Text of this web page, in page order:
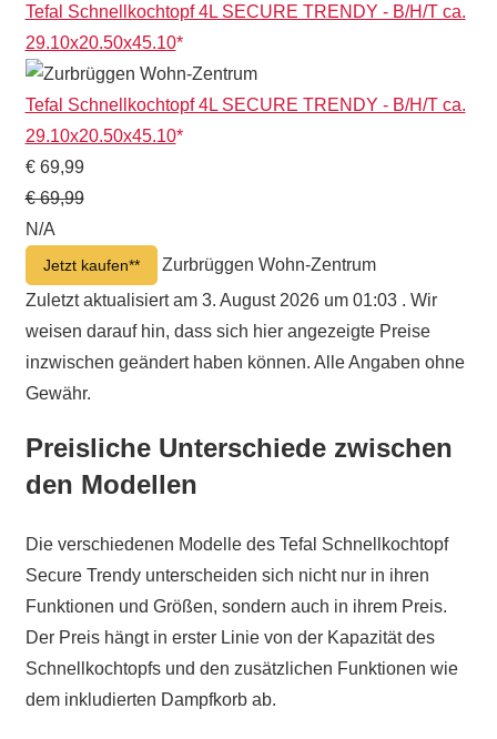
Tefal Schnellkochtopf 4L SECURE TRENDY - B/H/T ca.
29.10x20.50x45.10
Tefal Schnellkochtopf 4L SECURE TRENDY - B/H/T ca.
29.10x20.50x45.10
€ 69,99
€ 69,99
N/A
Jetzt kaufen*
Zurbrüggen Wohn-Zentrum
Zuletzt aktualisiert am 3. August 2026 um 01:03 . Wir
weisen darauf hin, dass sich hier angezeigte Preise
inzwischen geändert haben können. Alle Angaben ohne
Gewähr.
Preisliche Unterschiede zwischen
den Modellen
Die verschiedenen Modelle des Tefal Schnellkochtopf
Secure Trendy unterscheiden sich nicht nur in ihren
Funktionen und Größen, sondern auch in ihrem Preis.
Der Preis hängt in erster Linie von der Kapazität des
Schnellkochtopfs und den zusätzlichen Funktionen wie
dem inkludierten Dampfkorb ab.